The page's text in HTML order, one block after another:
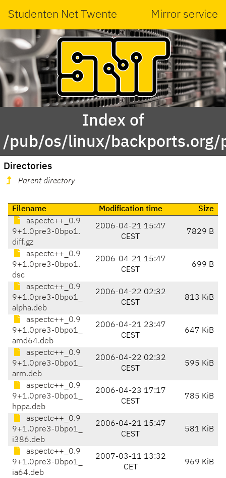
Studenten Net Twente Mirror service
Index of
/pub/os/linux/
Directories
Parent directory
Filename Modification time
Size
aspectc++_0.9
9+1.0pre3-0bpo1.
diff.gz
2006-04-21 15:47
CEST
7829 B
aspectc++_0.9
9+1.0pre3-0bpo1.
dsc
2006-04-21 15:47
CEST
699 B
aspectc++_0.9
9+1.0pre3-0bpo1_
alpha.deb
2006-04-22 02:32
CEST
813 KiB
aspectc++_0.9
9+1.0pre3-0bpo1_
amd64.deb
2006-04-21 23:47
CEST
647 KiB
aspectc++_0.9
9+1.0pre3-0bpo1_
arm.deb
2006-04-22 02:32
CEST
595 KiB
aspectc++_0.9
9+1.0pre3-0bpo1_
hppa.deb
2006-04-23 17:17
CEST
785 KiB
aspectc++_0.9
9+1.0pre3-0bpo1_
i386.deb
2006-04-21 15:47
CEST
581 KiB
aspectc++_0.9
9+1.0pre3-0bpo1_
ia64.deb
2007-03-11 13:32
CET
969 KiB